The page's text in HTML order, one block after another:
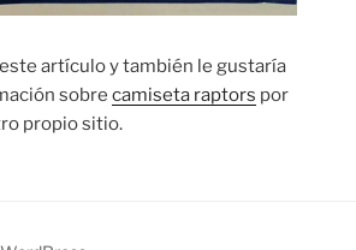
artículo y también le gustaría
sobre camiseta raptors por
propio sitio.